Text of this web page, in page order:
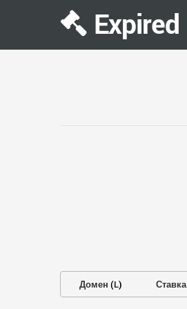
Expired
Домен (L) Ставка